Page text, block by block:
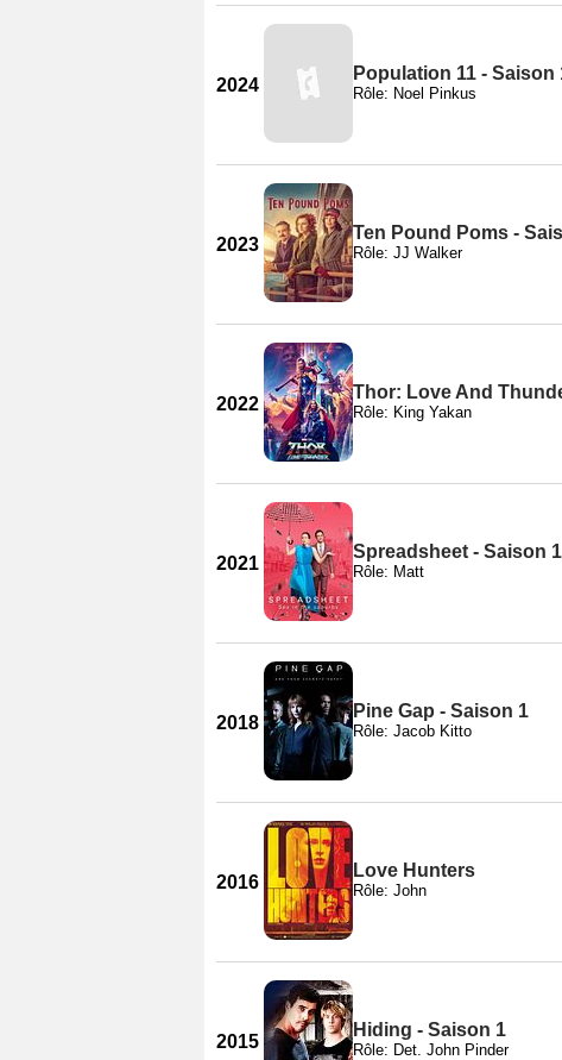
2024
Population 11 - Saison
Rôle: Noel Pinkus
2023
Ten Pound Poms -
Rôle: JJ Walker
2022
Thor: Love And
Rôle: King Yakan
2021
Spreadsheet - Saison 1
Rôle: Matt
2018
Pine Gap - Saison 1
Rôle: Jacob Kitto
2016
Love Hunters
Rôle: John
2015
Hiding - Saison 1
Rôle: Det. John Pinder